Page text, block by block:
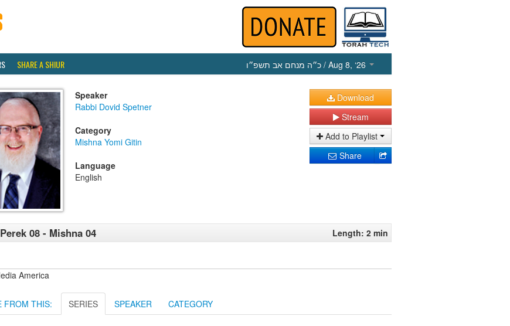
SHARE A SHIUR כ״ה מנחם אב תשפ״ו / Aug 8, ‘26
Speaker
Rabbi Dovid Spetner
Category
Mishna Yomi Gitin
Language
English
Download
Stream
Add to Playlist
Share
08 - Mishna 04 Length: 2 min
America
FROM THIS: SERIES SPEAKER CATEGORY